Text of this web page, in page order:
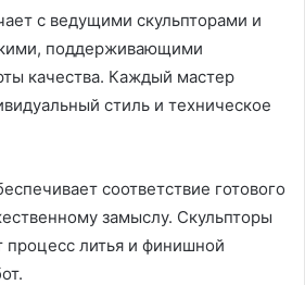
с ведущими скульпторами и
поддерживающими
качества. Каждый мастер
стиль и техническое
соответствие готового
замыслу. Скульпторы
процесс литья и финишной